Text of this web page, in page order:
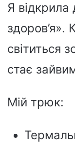
Я відкрила
здоров’я».
світиться
стає
Мій трюк: